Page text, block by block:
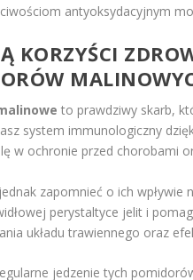
antyoksydacyjnym
KORZYŚCI
to prawdziwy skarb,
system immunologiczny
w ochronie przed chorobami
zapomnieć o ich wpływie
perystaltyce jelit i
układu trawiennego oraz
jedzenie tych